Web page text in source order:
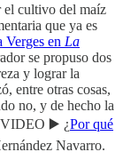
el cultivo del maíz
que ya es
en La
se propuso dos
y lograr la
entre otras cosas,
no, y de hecho la
VIDEO ▶️ ¿Por qué
Navarro.